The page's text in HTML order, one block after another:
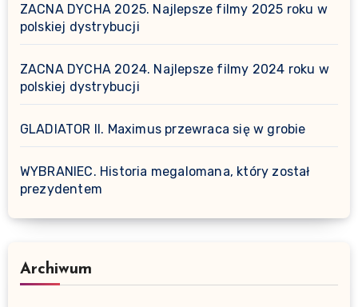
ZACNA DYCHA 2025. Najlepsze filmy 2025 roku w
polskiej dystrybucji
ZACNA DYCHA 2024. Najlepsze filmy 2024 roku w
polskiej dystrybucji
GLADIATOR II. Maximus przewraca się w grobie
WYBRANIEC. Historia megalomana, który został
prezydentem
Archiwum